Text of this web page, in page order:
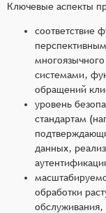
Ключевые аспекты
соответствие
системами,
обращений
уровень
стандартам
данных,
обработки
обслуживания,